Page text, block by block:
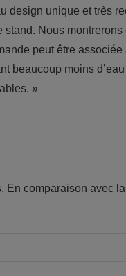
design unique et très
Nous
peut être
beaucoup moins
»
En comparaison avec